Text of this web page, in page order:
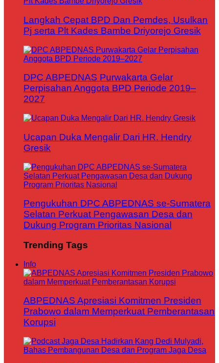
Langkah Cepat BPD Dan Pemdes, Usulkan
Pj serta Plt Kades Bambe Driyorejo Gresik
DPC ABPEDNAS Purwakarta Gelar
Perpisahan Anggota BPD Periode 2019–
2027
Ucapan Duka Mengalir Dari HR. Hendry
Gresik
Pengukuhan DPC ABPEDNAS se-Sumatera
Selatan Perkuat Pengawasan Desa dan
Dukung Program Prioritas Nasional
Trending Tags
Info
ABPEDNAS Apresiasi Komitmen Presiden
Prabowo dalam Memperkuat Pemberantasan
Korupsi